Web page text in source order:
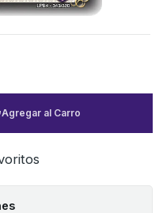
Agregar al Carro